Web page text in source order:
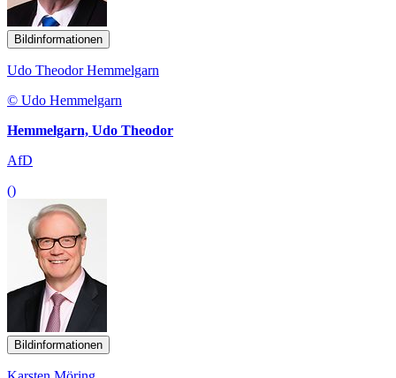
Bildinformationen
Udo Theodor Hemmelgarn
© Udo Hemmelgarn
Hemmelgarn, Udo Theodor
AfD
()
Bildinformationen